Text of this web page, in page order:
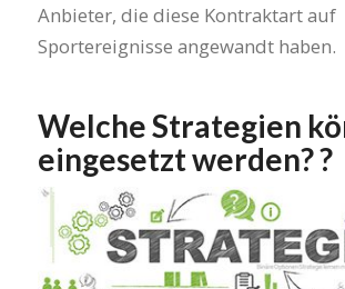
Anbieter, die diese Kontraktart auf
Sportereignisse angewandt haben.
Welche Strategien
eingesetzt werden? ?